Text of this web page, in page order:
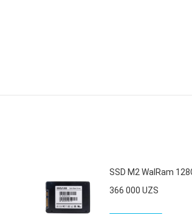
SSD M2 WalRam
366 000 UZS